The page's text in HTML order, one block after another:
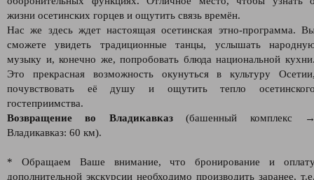
жизни осетинских горцев и ощутить связь времён.
Нас же здесь ждет настоящая осетинская этно-программа.
сможете увидеть традиционные танцы, услышать
музыку и, конечно же, попробовать блюда национальной
Это прекрасная возможность окунуться в культуру
почувствовать её душу и ощутить тепло
гостеприимства.
Возвращение во Владикавказ(башенный комплекс
Владикавказ: 60 км).
* Обращаем Ваше внимание, что бронирование и
дополнительной экскурсии необходимо производить заранее,